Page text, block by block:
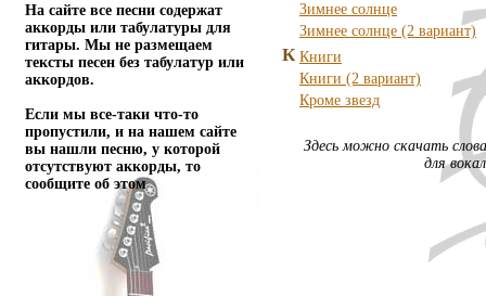
На сайте все песни содержат
аккорды или табулатуры для
гитары. Мы не размещаем
тексты песен без табулатур или
аккордов.
Если мы все-таки что-то
пропустили, и на нашем сайте
вы нашли песню, у которой
отсутствуют аккорды, то
сообщите об этом
Зимнее солнце
Зимнее солнце (2 вариант)
К Книги
Книги (2 вариант)
Кроме звезд
Здесь можно скачать
для